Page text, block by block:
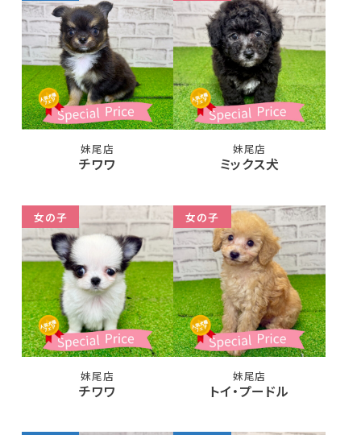
妹尾店
チワワ
妹尾店
ミックス犬
女の子
妹尾店
チワワ
女の子
妹尾店
トイ・プードル